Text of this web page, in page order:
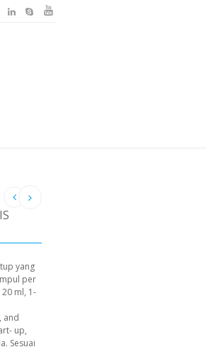
yang
per
ml, 1-
and
up,
Sesuai